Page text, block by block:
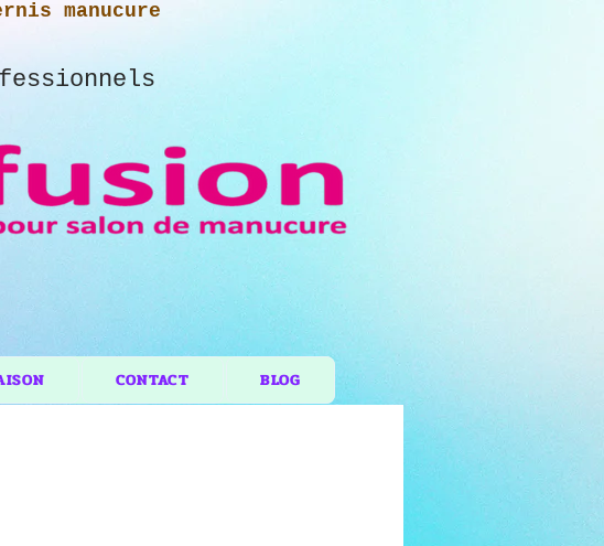
manucure
CONTACT BLOG